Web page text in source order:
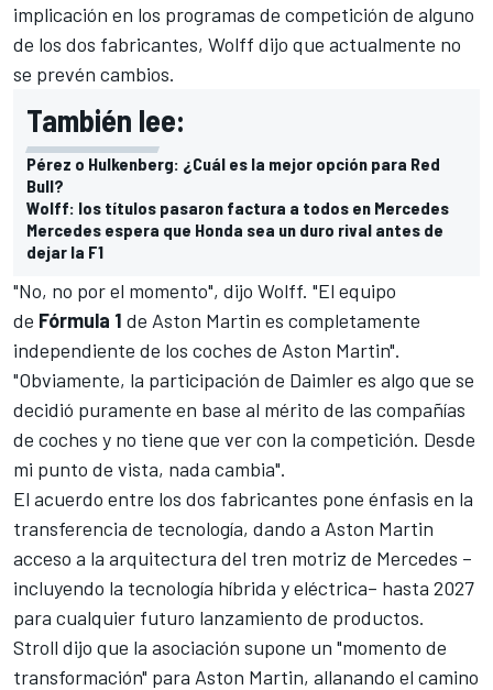
implicación en los programas de competición de alguno
de los dos fabricantes, Wolff dijo que actualmente no
se prevén cambios.
También lee:
Pérez o Hulkenberg: ¿Cuál es la mejor opción para Red
Bull?
Wolff: los títulos pasaron factura a todos en Mercedes
Mercedes espera que Honda sea un duro rival antes de
dejar la F1
"No, no por el momento", dijo Wolff. "El equipo
de Fórmula 1 de Aston Martin es completamente
independiente de los coches de Aston Martin".
"Obviamente, la participación de Daimler es algo que se
decidió puramente en base al mérito de las compañías
de coches y no tiene que ver con la competición. Desde
mi punto de vista, nada cambia".
El acuerdo entre los dos fabricantes pone énfasis en la
transferencia de tecnología, dando a Aston Martin
acceso a la arquitectura del tren motriz de Mercedes –
incluyendo la tecnología híbrida y eléctrica– hasta 2027
para cualquier futuro lanzamiento de productos.
Stroll dijo que la asociación supone un "momento de
transformación" para Aston Martin, allanando el camino